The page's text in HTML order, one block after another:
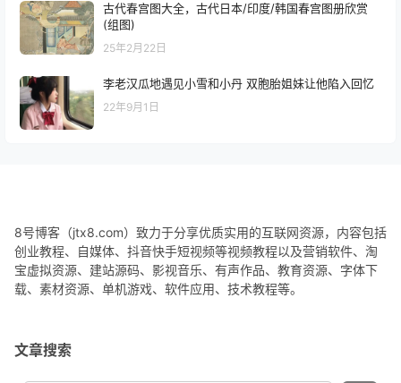
古代春宫图大全，古代日本/印度/韩国春宫图册欣赏
(组图)
25年2月22日
李老汉瓜地遇见小雪和小丹 双胞胎姐妹让他陷入回忆
22年9月1日
8号博客（jtx8.com）致力于分享优质实用的互联网资源，内容包括
创业教程、自媒体、抖音快手短视频等视频教程以及营销软件、淘
宝虚拟资源、建站源码、影视音乐、有声作品、教育资源、字体下
载、素材资源、单机游戏、软件应用、技术教程等。
文章搜索